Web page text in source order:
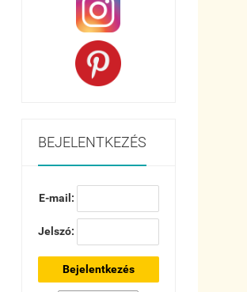
BEJELENTKEZÉS
E-mail:
Jelszó:
Bejelentkezés